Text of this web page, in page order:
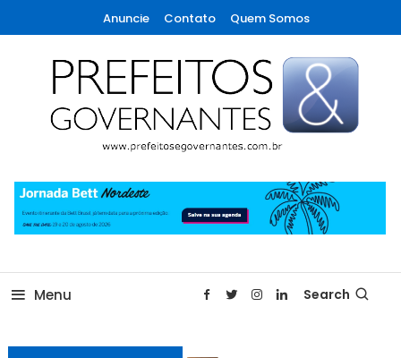
To
Content
Anuncie Contato Quem Somos
Prefeitos & Governantes
Menu Search